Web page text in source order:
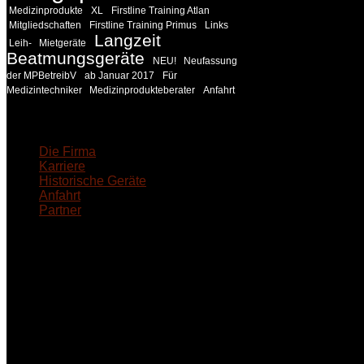
Medizinprodukte XL
Firstline Training Atlan
Mitgliedschaften
Firstline Training Primus
Links
Leih-
Mietgeräte
Langzeit
Beatmungsgeräte
NEU!
Neufassung
der MPBetreibV
ab Januar 2017
Für
Medizintechniker
Medizinprodukteberater Anfahrt
Die Firma
Karriere
Historische Geräte
Anfahrt
Partner